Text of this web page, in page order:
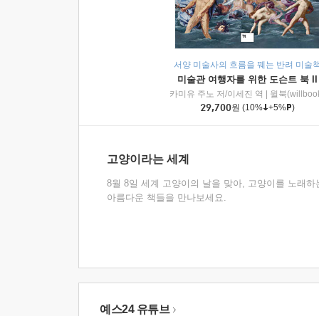
서양 미술사의 흐름을 꿰는 반려 미술
미술관 여행자를 위한 도슨트 북 II
카미유 주노 저/이세진 역
윌북
29,700원 (10% +5% )
고양이라는 세계
8월 8일 세계 고양이의 날을 맞아, 고양이를 노래하
아름다운 책들을 만나보세요.
예스24 유튜브